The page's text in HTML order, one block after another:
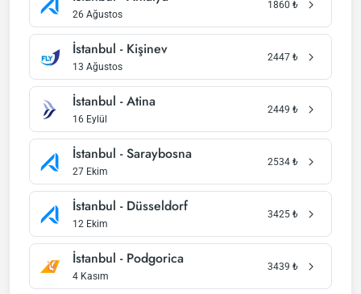
26 Ağustos
1860 ₺
İstanbul - Kişinev
13 Ağustos
2447 ₺
İstanbul - Atina
16 Eylül
2449 ₺
İstanbul - Saraybosna
27 Ekim
2534 ₺
İstanbul - Düsseldorf
12 Ekim
3425 ₺
İstanbul - Podgorica
4 Kasım
3439 ₺